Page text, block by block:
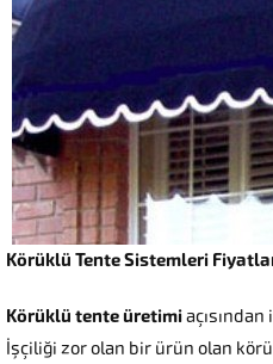
Körüklü Tente Sistemleri
Körüklü tente üretimi
İşçiliği zor olan bir ürün olan